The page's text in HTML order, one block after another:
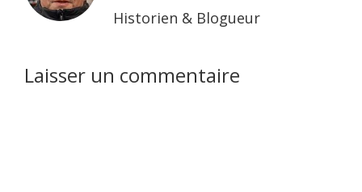
Historien & Blogueur
Interactions
Laisser un commentaire